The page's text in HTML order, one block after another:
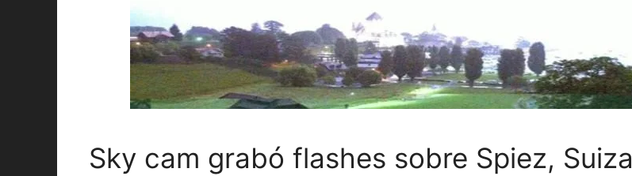
Sky cam grabó flashes sobre Spiez, Suiza